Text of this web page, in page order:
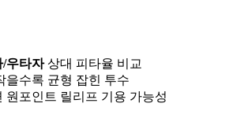
/우타자상대 피타율 비교
을수록 균형 잡힌 투수
원포인트 릴리프 기용 가능성